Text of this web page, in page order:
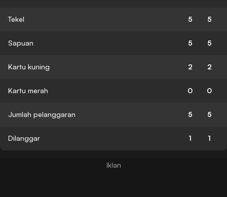
Tekel 5 5
Sapuan 5 5
Kartu kuning 2 2
Kartu merah 0 0
Jumlah pelanggaran 5 5
Dilanggar 1 1